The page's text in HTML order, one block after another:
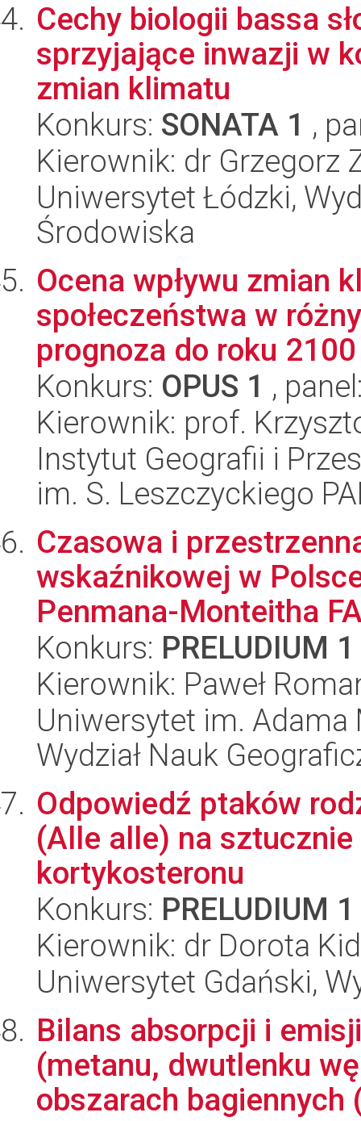
Cechy biologii bassa
sprzyjające inwazji w
zmian klimatu
Konkurs: SONATA 1 ,
Kierownik: dr Grzegorz
Uniwersytet Łódzki,
Środowiska
Ocena wpływu zmian
społeczeństwa w
prognoza do roku 2100
Konkurs: OPUS 1 ,
Kierownik: prof.
Instytut Geografii i
im. S. Leszczyckiego
Czasowa i
wskaźnikowej w
Penmana-Monteitha
Konkurs: PRELUDIUM 1
Kierownik: Paweł
Uniwersytet im.
Wydział Nauk
Odpowiedź ptaków
(Alle alle) na
kortykosteronu
Konkurs: PRELUDIUM 1
Kierownik: dr Dorota
Uniwersytet Gdański,
Bilans absorpcji i
(metanu, dwutlenku
obszarach bagiennych